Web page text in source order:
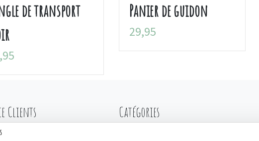
de transport
Panier de guidon
29,95
Clients Catégories